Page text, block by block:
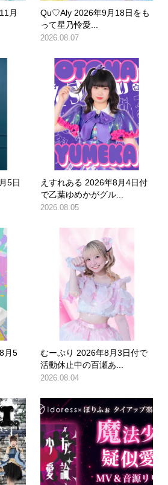
月
Qu♡Aly 2026年9月18日をも
って星乃怜愛...
2026.08.07
5日
えすれある 2026年8月4日付
で乙葉ゆめかがグル...
2026.08.05
月5
むーぷり 2026年8月3日付で
活動休止中の百瀬あ...
2026.08.04